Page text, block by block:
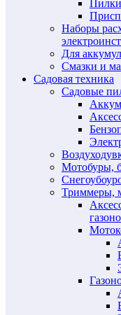
Пилки
Наборы
Для
Смазки и
Садовая техника
Садовые
Мотобуры,
Триммеры,